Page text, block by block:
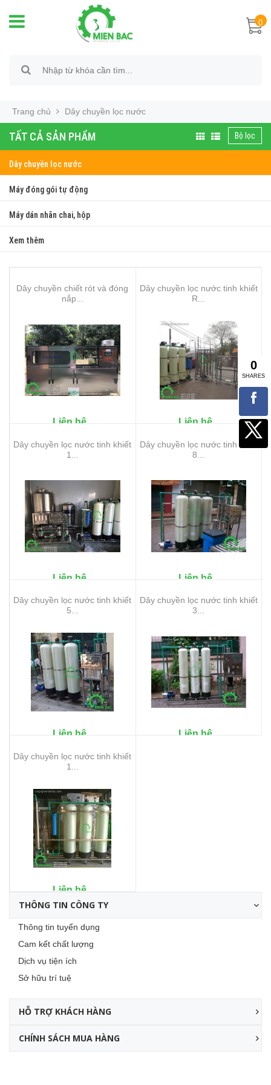
0
Trang chủ Dây chuyền lọc nước
TẤT CẢ SẢN PHẨM Bộ lọc
Dây chuyền lọc nước
Máy đóng gói tự động
Máy dán nhãn chai, hộp
Xem thêm
Dây chuyền chiết rót và đóng
nắp...
Liên hệ
Dây chuyền lọc nước tinh khiết
R...
Liên hệ
Dây chuyền lọc nước tinh khiết
1...
Liên hệ
Dây chuyền lọc nước tinh khiết
8...
Liên hệ
Dây chuyền lọc nước tinh khiết
5...
Liên hệ
Dây chuyền lọc nước tinh khiết
3...
Liên hệ
Dây chuyền lọc nước tinh khiết
1...
Liên hệ
THÔNG TIN CÔNG TY
Thông tin tuyển dụng
Cam kết chất lượng
Dịch vụ tiện ích
Sở hữu trí tuệ
HỖ TRỢ KHÁCH HÀNG
CHÍNH SÁCH MUA HÀNG